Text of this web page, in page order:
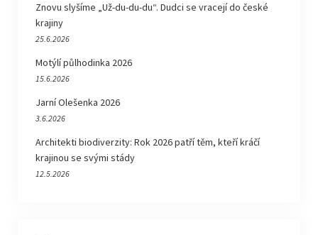
Znovu slyšíme „Už-du-du-du“. Dudci se vracejí do české
krajiny
25.6.2026
Motýlí půlhodinka 2026
15.6.2026
Jarní Olešenka 2026
3.6.2026
Architekti biodiverzity: Rok 2026 patří těm, kteří kráčí
krajinou se svými stády
12.5.2026